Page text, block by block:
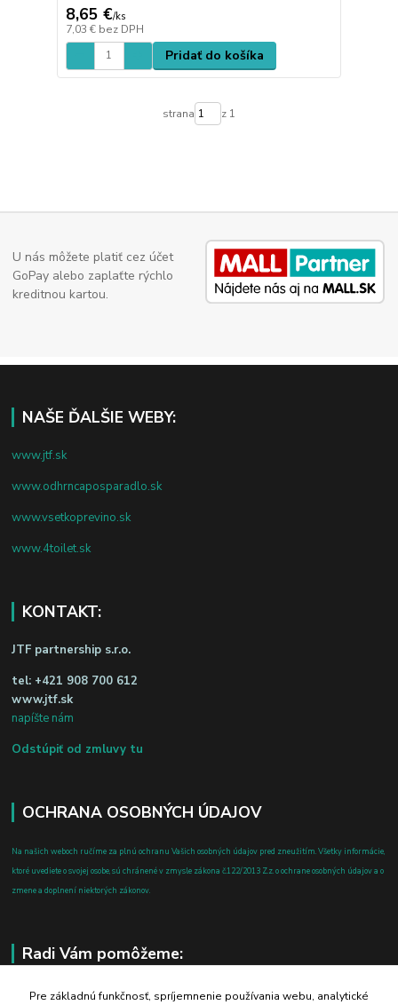
8,65 €/ks
7,03 € bez DPH
Pridať do košíka
strana z 1
U nás môžete platiť cez účet
GoPay alebo zaplaťte rýchlo
kreditnou kartou.
NAŠE ĎALŠIE WEBY:
www.jtf.sk
www.odhrncaposparadlo.sk
www.vsetkoprevino.sk
www.4toilet.sk
KONTAKT:
JTF partnership s.r.o.
tel: +421 908 700 612
www.jtf.sk
napíšte nám
Odstúpiť od zmluvy tu
OCHRANA OSOBNÝCH ÚDAJOV
Na našich weboch ručíme za plnú ochranu Vašich osobných údajov pred zneužitím. Všetky informácie,
ktoré uvediete o svojej osobe, sú chránené v zmysle zákona č.122/2013 Z.z. o ochrane osobných údajov a o
zmene a doplnení niektorých zákonov.
Radi Vám pomôžeme:
+421 908 700 612
Pre základnú funkčnosť, spríjemnenie používania webu, analytické